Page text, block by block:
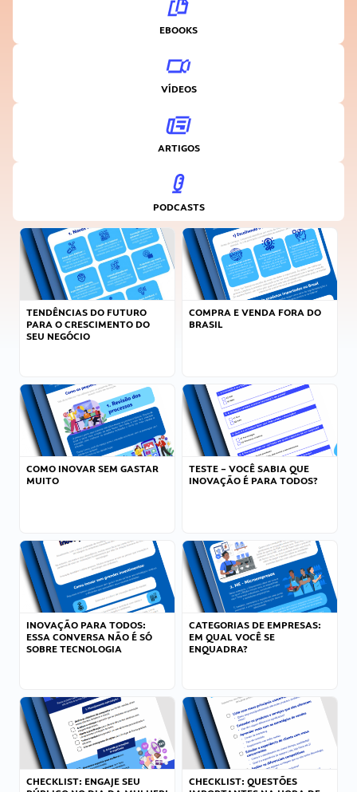
EBOOKS
VÍDEOS
ARTIGOS
PODCASTS
TENDÊNCIAS DO FUTURO
PARA O CRESCIMENTO DO
SEU NEGÓCIO
COMPRA E VENDA FORA DO
BRASIL
COMO INOVAR SEM GASTAR
MUITO
TESTE – VOCÊ SABIA QUE
INOVAÇÃO É PARA TODOS?
INOVAÇÃO PARA TODOS:
ESSA CONVERSA NÃO É SÓ
SOBRE TECNOLOGIA
CATEGORIAS DE EMPRESAS:
EM QUAL VOCÊ SE
ENQUADRA?
CHECKLIST: ENGAJE SEU
CHECKLIST: QUESTÕES